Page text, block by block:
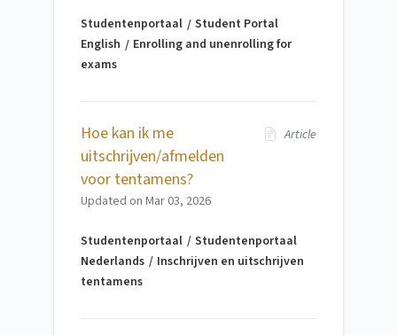
Studentenportaal
Student Portal
English
Enrolling and unenrolling for
exams
Hoe kan ik me
uitschrijven/afmelden
voor tentamens?
Article
Updated on Mar 03, 2026
Studentenportaal
Studentenportaal
Nederlands
Inschrijven en uitschrijven
tentamens